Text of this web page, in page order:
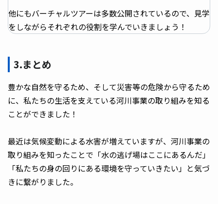
他にもバーチャルツアーは多数公開されているので、見学
をしながらそれぞれの役割を学んでいきましょう！
3.まとめ
豊かな自然を守るため、そして災害等の危険から守るため
に、私たちの生活を支えている河川事業の取り組みを知る
ことができました！
最近は気候変動による水害が増えていますが、河川事業の
取り組みを知ったことで「水の逃げ場はここにあるんだ」
「私たちの身の回りにある環境を守っていきたい」と気づ
きに繋がりました。